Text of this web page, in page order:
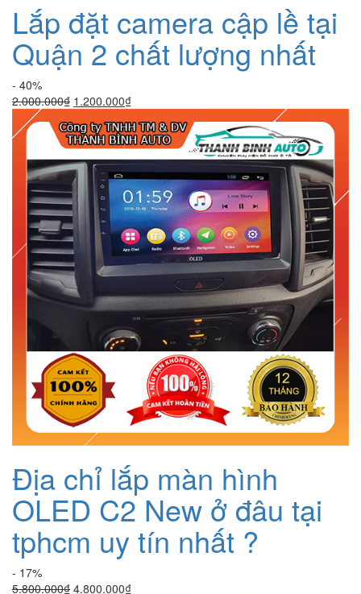
Lắp đặt camera cập lề tại
Quận 2 chất lượng nhất
- 40%
2.000.000₫ Giá
là:
2.000.000₫.
1.200.000₫Giá
tại
là:
1.200.000₫.
Địa chỉ lắp màn hình
OLED C2 New ở đâu tại
tphcm uy tín nhất ?
- 17%
5.800.000₫ Giá
4.800.000₫Giá